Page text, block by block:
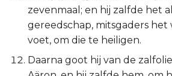
Jakobus
1 Petrus
zevenmaal; en hij zalfde het
gereedschap, mitsgaders het
voet, om die te heiligen.
Daarna goot hij van de